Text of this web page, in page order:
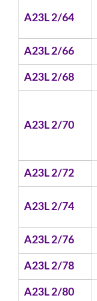
A23L 2/64
A23L 2/66
A23L 2/68
A23L 2/70
A23L 2/72
A23L 2/74
A23L 2/76
A23L 2/78
A23L 2/80